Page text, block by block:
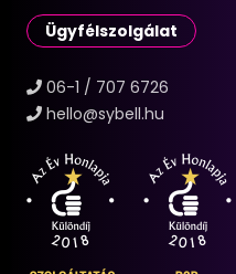
Ügyfélszolgálat
06-1 / 707 6726
hello@sybell.hu